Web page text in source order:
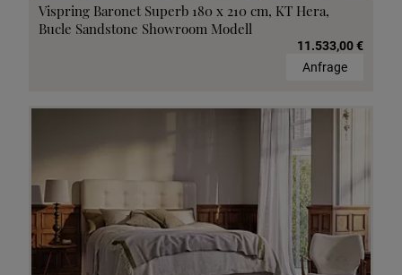
Vispring Baronet Superb 180 x 210 cm, KT Hera,
Bucle Sandstone Showroom Modell
11.533,00 €
Anfrage